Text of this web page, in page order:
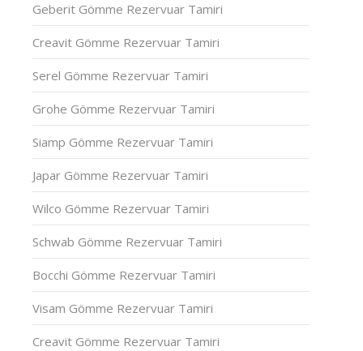
Geberit Gömme Rezervuar Tamiri
Creavit Gömme Rezervuar Tamiri
Serel Gömme Rezervuar Tamiri
Grohe Gömme Rezervuar Tamiri
Siamp Gömme Rezervuar Tamiri
Japar Gömme Rezervuar Tamiri
Wilco Gömme Rezervuar Tamiri
Schwab Gömme Rezervuar Tamiri
Bocchi Gömme Rezervuar Tamiri
Visam Gömme Rezervuar Tamiri
Creavit Gömme Rezervuar Tamiri